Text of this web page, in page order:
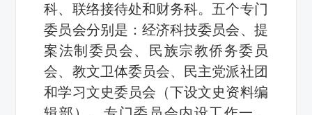
科、联络接待处和财务科。五个专门
委员会分别是：经济科技委员会、提
案法制委员会、民族宗教侨务委员
会、教文卫体委员会、民主党派社团
和学习文史委员会（下设文史资料编